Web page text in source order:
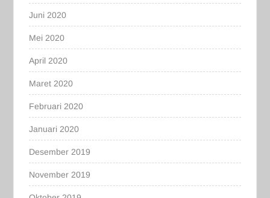
Juni 2020
Mei 2020
April 2020
Maret 2020
Februari 2020
Januari 2020
Desember 2019
November 2019